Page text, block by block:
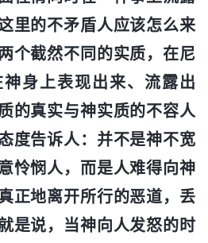
里的不矛盾人应该怎么来
个截然不同的实质，在尼
身上表现出来、流露出
的真实与神实质的不容人
度告诉人：并不是神不宽
怜悯人，而是人难得向神
正地离开所行的恶道，丢
是说，当神向人发怒的时